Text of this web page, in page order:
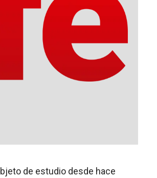
de estudio desde hace